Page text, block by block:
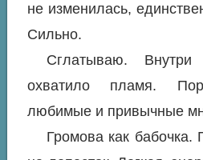
не изменилась,
Сильно.
Сглатываю.
охватило пламя.
любимые и привычные
Громова как бабочка.